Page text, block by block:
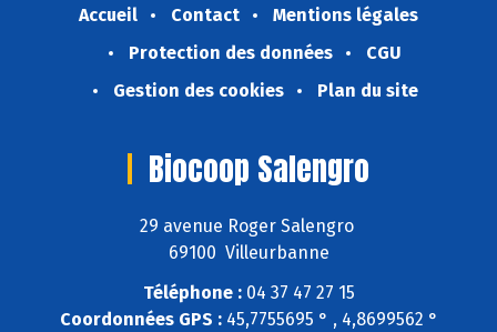
Accueil Contact
Mentions légales
Protection des données
CGU
Gestion des cookies
Plan du site
Biocoop Salengro
29 avenue Roger Salengro
69100 Villeurbanne
Téléphone :04 37 47 27 15
Coordonnées GPS :45,7755695 ° , 4,8699562 °